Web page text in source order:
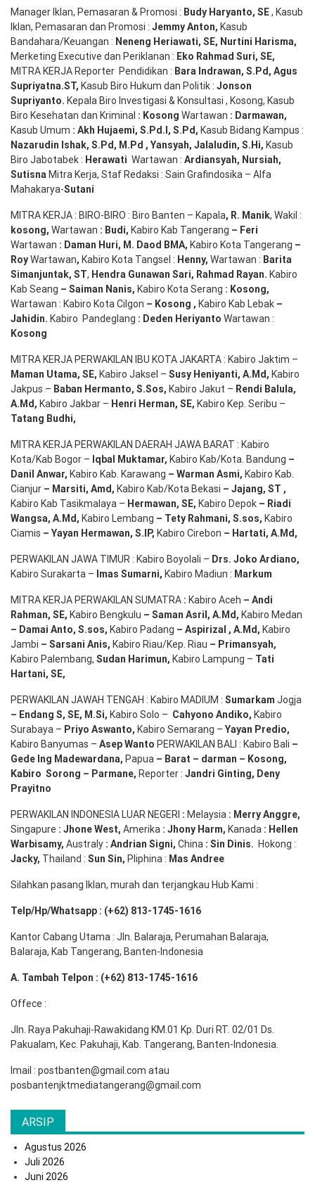
Manager Iklan, Pemasaran & Promosi : Budy Haryanto, SE, Kasub
Iklan, Pemasaran dan Promosi : Jemmy Anton, Kasub
Bandahara/Keuangan : Neneng Heriawati, SE, Nurtini Harisma,
Merketing Executive dan Periklanan : Eko Rahmad Suri, SE,
MITRA KERJA Reporter Pendidikan : Bara Indrawan, S.Pd , Agus
Supriyatna.ST, Kasub Biro Hukum dan Politik : Jonson
Supriyanto. Kepala Biro Investigasi & Konsultasi , Kosong, Kasub
Biro Kesehatan dan Kriminal : Kosong Wartawan : Darmawan,
Kasub Umum : Akh Hujaemi, S.Pd.I, S.Pd , Kasub Bidang Kampus :
Nazarudin Ishak, S.Pd , M.Pd , Yansyah, Jalaludin, S.Hi, Kasub
Biro Jabotabek : Herawati Wartawan : Ardiansyah, Nursiah,
Sutisna Mitra Kerja, Staf Redaksi : Sain Grafindosika – Alfa
Mahakarya-Sutani
MITRA KERJA : BIRO-BIRO : Biro Banten – Kapala, R. Manik, Wakil :
kosong, Wartawan : Budi, Kabiro Kab Tangerang – Feri
Wartawan : Daman Huri, M. Daod BMA, Kabiro Kota Tangerang –
RoyWartawan, Kabiro Kota Tangsel : Henny, Wartawan : Barita
Simanjuntak, ST, Hendra Gunawan Sari, Rahmad Rayan. Kabiro
Kab Seang – Saiman Nanis, Kabiro Kota Serang : Kosong,
Wartawan : Kabiro Kota Cilgon – Kosong , Kabiro Kab Lebak –
Jahidin. Kabiro Pandeglang : Deden Heriyanto Wartawan :
Kosong
MITRA KERJA PERWAKILAN IBU KOTA JAKARTA : Kabiro Jaktim –
Maman Utama, SE, Kabiro Jaksel – Susy Heniyanti, A.Md , Kabiro
Jakpus – Baban Hermanto, S.Sos, Kabiro Jakut – Rendi Balula,
A.Md , Kabiro Jakbar – Henri Herman, SE, Kabiro Kep. Seribu –
Tatang Budhi,
MITRA KERJA PERWAKILAN DAERAH JAWA BARAT : Kabiro
Kota/Kab Bogor – Iqbal Muktamar, Kabiro Kab/Kota. Bandung –
Danil Anwar, Kabiro Kab. Karawang – Warman Asmi, Kabiro Kab.
Cianjur – Marsiti, Amd , Kabiro Kab/Kota Bekasi – Jajang, ST ,
Kabiro Kab Tasikmalaya – Hermawan, SE, Kabiro Depok – Riadi
Wangsa, A.Md , Kabiro Lembang – Tety Rahmani, S.sos, Kabiro
Ciamis – Yayan Hermawan, S.IP, Kabiro Cirebon – Hartati, A.Md ,
PERWAKILAN JAWA TIMUR : Kabiro Boyolali – Drs. Joko Ardiano,
Kabiro Surakarta – Imas Sumarni, Kabiro Madiun : Markum
MITRA KERJA PERWAKILAN SUMATRA : Kabiro Aceh – Andi
Rahman, SE, Kabiro Bengkulu – Saman Asril , A.Md , Kabiro Medan
– Damai Anto, S.sos, Kabiro Padang – Aspirizal , A.Md , Kabiro
Jambi – Sarsani Anis, Kabiro Riau/Kep. Riau – Primansyah,
Kabiro Palembang, Sudan Harimun, Kabiro Lampung – Tati
Hartani, SE,
PERWAKILAN JAWAH TENGAH : Kabiro MADIUM : Sumarkam Jogja
– Endang S, SE, M.Si, Kabiro Solo – Cahyono Andiko, Kabiro
Surabaya – Priyo Aswanto, Kabiro Semarang – Yayan Predio,
Kabiro Banyumas – AsepWanto PERWAKILAN BALI : Kabiro Bali –
Gede Ing Madewardana, Papua – Barat – darman – Kosong,
Kabiro Sorong – Parmane, Reporter : Jandri Ginting, Deny
Prayitno
PERWAKILAN INDONESIA LUAR NEGERI : Melaysia : MerryAnggre,
Singapure : JhoneWest, Amerika : Jhony Harm, Kanada : Hellen
Warbisamy, Australy : Andrian Signi, China : Sin Dinis. Hokong :
Jacky, Thailand : Sun Sin, Pliphina : Mas Andree
Silahkan pasang Iklan, murah dan terjangkau Hub Kami :
Telp/Hp/Whatsapp : (+62) 813-1745-1616
Kantor Cabang Utama : Jln. Balaraja, Perumahan Balaraja,
Balaraja, Kab Tangerang, Banten-Indonesia
A. Tambah Telpon : (+62) 813-1745-1616
Offece :
Jln. Raya Pakuhaji-Rawakidang KM.01 Kp. Duri RT. 02/01 Ds.
Pakualam, Kec. Pakuhaji, Kab. Tangerang, Banten-Indonesia.
Imail : postbanten@gmail.com atau
posbantenjktmediatangerang@gmail.com
ARSIP
Agustus 2026
Juli 2026
Juni 2026